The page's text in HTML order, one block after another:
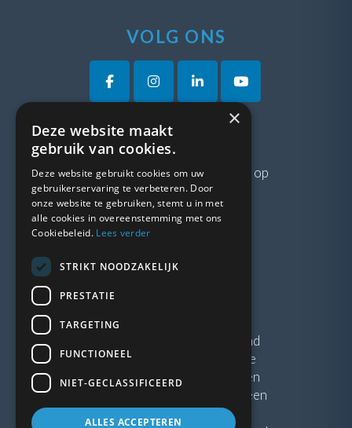
VOLG ONS
VRAGEN?
Neem gerustcontactmet ons op
LINKS
Blogs
Algemene voorwaarden
Kunststof Kozijnen Friesland
Kunststof kozijnen Drenthe
Kunststof Kozijnen Drachten
Kunststof Kozijnen Hoogeveen
×
Deze website maakt
gebruik van cookies.
Deze website gebruikt cookies om uw
gebruikerservaring te verbeteren. Door
onze website te gebruiken, stemt u in met
alle cookies in overeenstemming met ons
Cookiebeleid. Lees verder
STRIKT NOODZAKELIJK
PRESTATIE
TARGETING
FUNCTIONEEL
NIET-GECLASSIFICEERD
ALLES ACCEPTEREN